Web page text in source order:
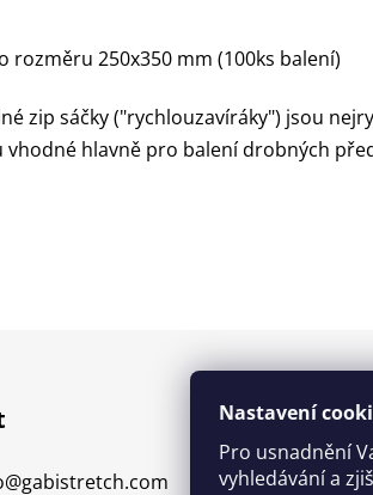
Nastavení
Pro usnadnění
vyhledávání a
rozměru 250x350 mm (100ks balení)
zip sáčky ("rychlouzavíráky") jsou
vhodné hlavně pro balení drobných
@gabistretch.com